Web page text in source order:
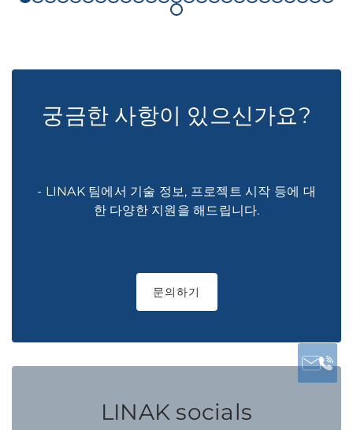
궁금한 사항이 있으신가요?
- LINAK 팀에서 기술 정보, 프로젝트 시작 등에 대
한 다양한 지원을 해드립니다.
문의하기
LINAK socials